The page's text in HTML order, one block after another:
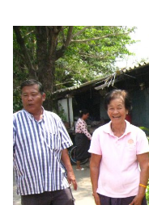
Search
for: